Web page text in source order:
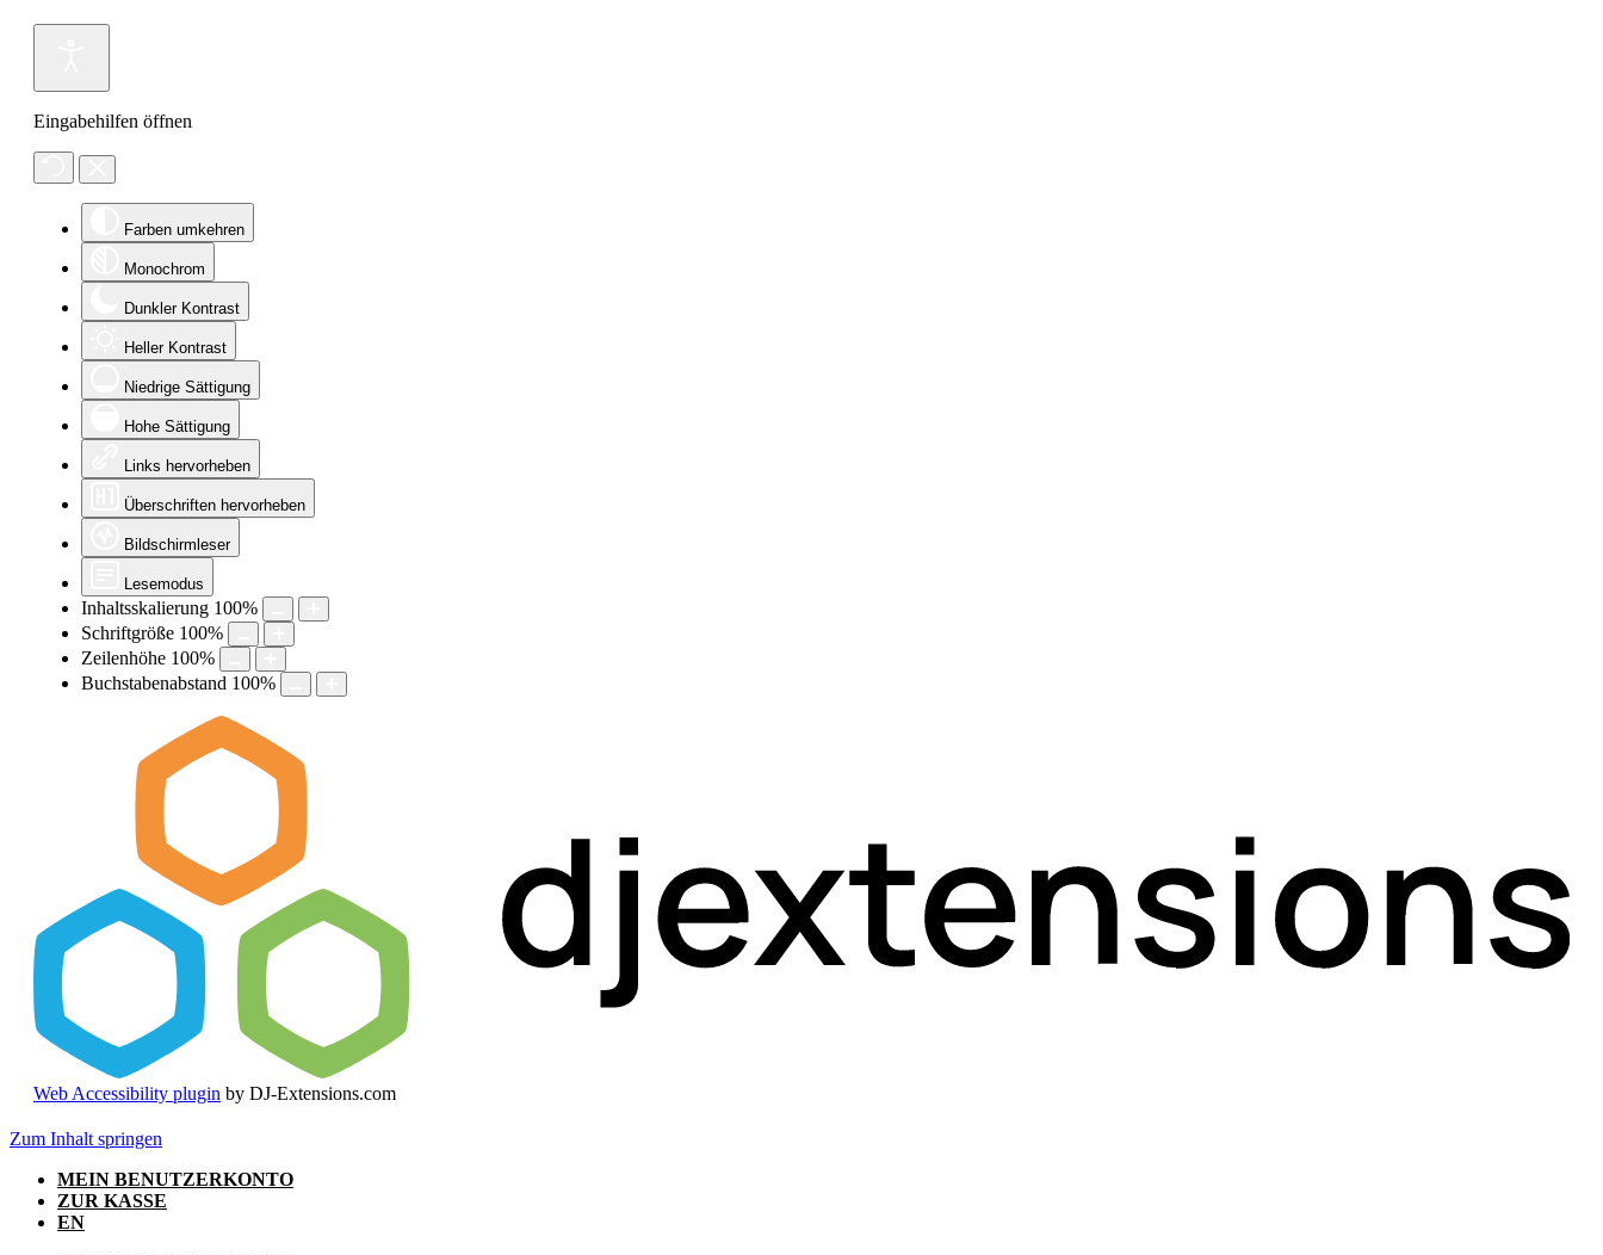
Eingabehilfen öffnen
Farben umkehren
Monochrom
Dunkler Kontrast
Heller Kontrast
Niedrige Sättigung
Hohe Sättigung
Links hervorheben
Überschriften hervorheben
Bildschirmleser
Lesemodus
Inhaltsskalierung 100%
Schriftgröße 100%
Zeilenhöhe 100%
Buchstabenabstand 100%
Web Accessibility plugin by DJ-Extensions.com
Zum Inhalt springen
MEIN BENUTZERKONTO
ZUR KASSE
EN